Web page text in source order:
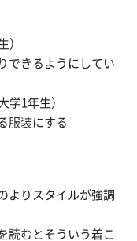
）
できるようにしてい
学1年生）
服装にする
よりスタイルが強調
読むとそういう着こ